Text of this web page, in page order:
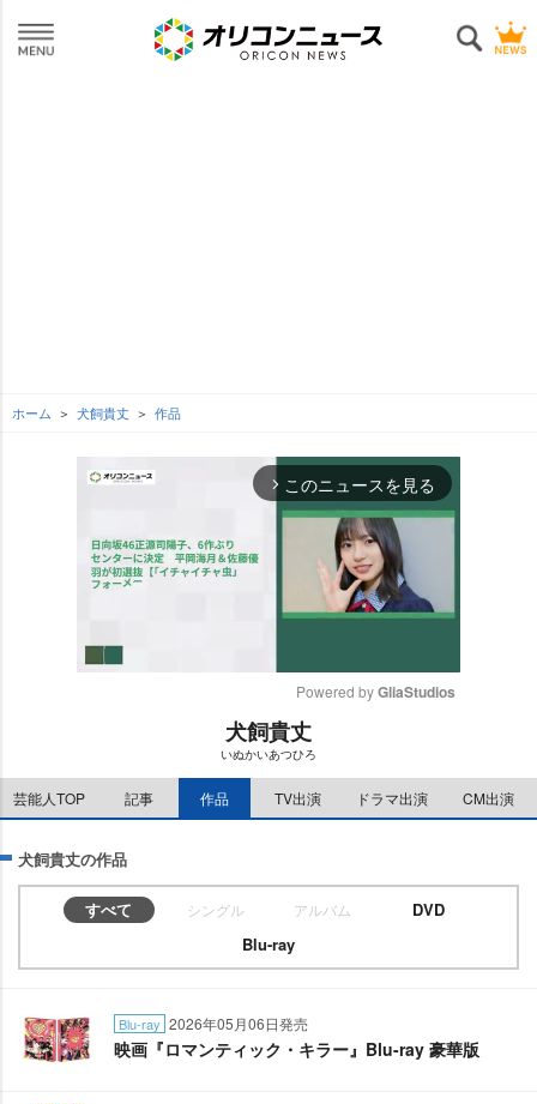
ホーム 犬飼貴丈 作品
arrow_forward_ios このニュースを見る
e
Powered by GliaStudios
犬飼貴丈
いぬかいあつひろ
芸能人TOP 記事 作品 TV出演 ドラマ出演 CM出演
犬飼貴丈の作品
すべて シングル アルバム
DVD
Blu-ray
Blu-ray 2026年05月06日発売
映画『ロマンティック・キラー』Blu-ray 豪華版